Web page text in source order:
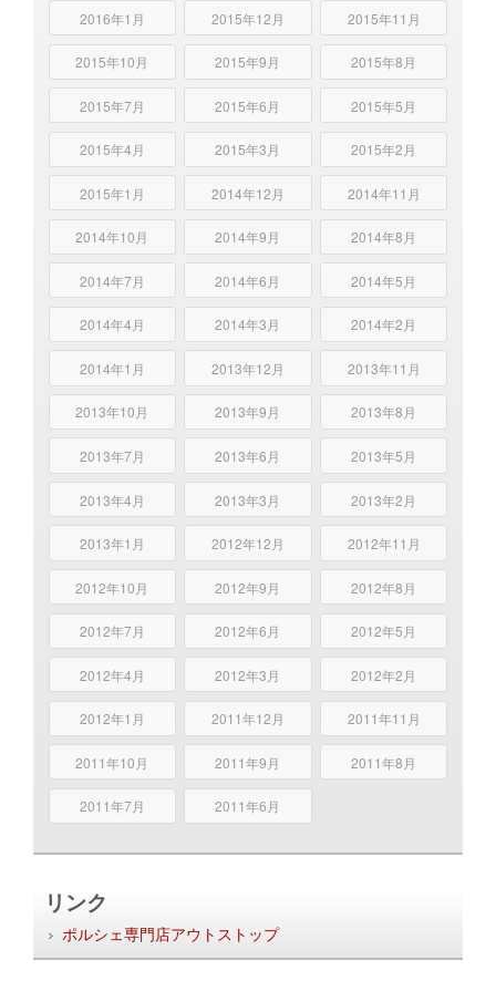
2016年1月 2015年12月 2015年11月
2015年10月 2015年9月 2015年8月
2015年7月 2015年6月 2015年5月
2015年4月 2015年3月 2015年2月
2015年1月 2014年12月 2014年11月
2014年10月 2014年9月 2014年8月
2014年7月 2014年6月 2014年5月
2014年4月 2014年3月 2014年2月
2014年1月 2013年12月 2013年11月
2013年10月 2013年9月 2013年8月
2013年7月 2013年6月 2013年5月
2013年4月 2013年3月 2013年2月
2013年1月 2012年12月 2012年11月
2012年10月 2012年9月 2012年8月
2012年7月 2012年6月 2012年5月
2012年4月 2012年3月 2012年2月
2012年1月 2011年12月 2011年11月
2011年10月 2011年9月 2011年8月
2011年7月 2011年6月
リンク
ポルシェ専門店アウトストップ